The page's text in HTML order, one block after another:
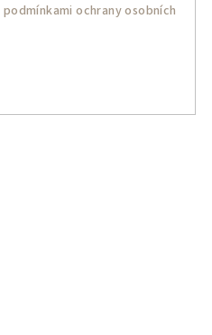
podmínkami ochrany osobních